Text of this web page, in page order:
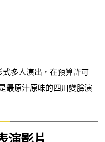
多人演出，在預算許可
最原汁原味的四川變臉演